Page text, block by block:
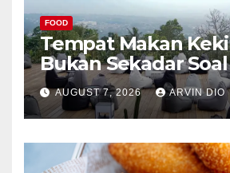
FOOD
Tempat Makan
Bukan Sekadar Soal
AUGUST 7, 2026 ARVIN DIO